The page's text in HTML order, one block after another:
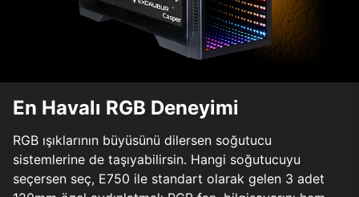
En Havalı RGB Deneyimi
RGB ışıklarının büyüsünü dilersen soğutucu
sistemlerine de taşıyabilirsin. Hangi soğutucuyu
seçersen seç, E750 ile standart olarak gelen 3 adet